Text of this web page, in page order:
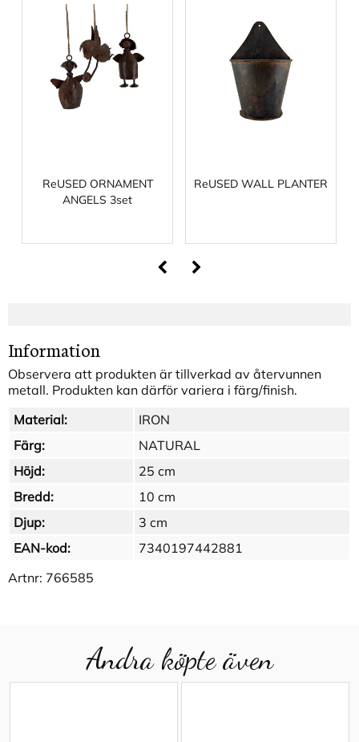
ReUSED ORNAMENT
ANGELS 3set
ReUSED WALL PLANTER
Information
Observera att produkten är tillverkad av återvunnen
metall. Produkten kan därför variera i färg/finish.
Material:
IRON
Färg:
NATURAL
Höjd:
25 cm
Bredd:
10 cm
Djup:
3 cm
EAN-kod:
7340197442881
Artnr: 766585
Andra köpte även